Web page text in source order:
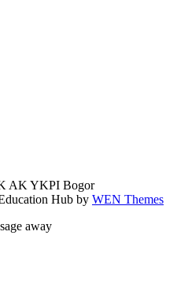
AK YKPI Bogor
Hub by WEN Themes
away